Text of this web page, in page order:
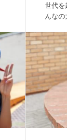
世代を
んなの